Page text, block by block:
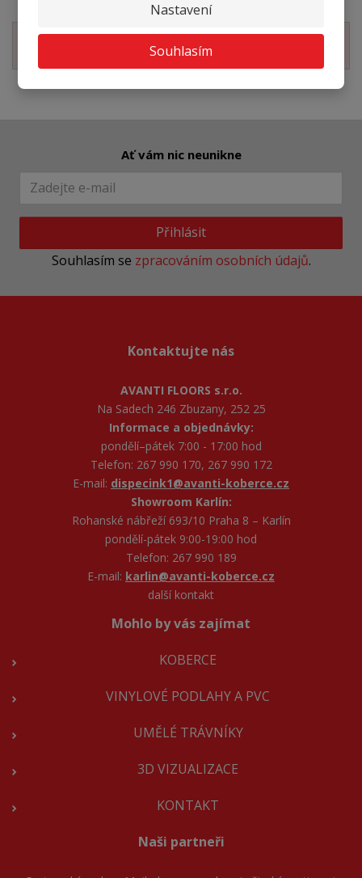
Nastavení
Souhlasím
Zobrazit související produkty
Ať vám nic neunikne
Přihlásit
Souhlasím se zpracováním osobních údajů.
Kontaktujte nás
AVANTI FLOORS s.r.o.
Na Sadech 246 Zbuzany, 252 25
Informace a objednávky:
pondělí–pátek 7:00 - 17:00 hod
Telefon: 267 990 170, 267 990 172
E-mail: dispecink1@avanti-koberce.cz
Showroom Karlín:
Rohanské nábřeží 693/10 Praha 8 – Karlín
pondělí-pátek 9:00-19:00 hod
Telefon: 267 990 189
E-mail: karlin@avanti-koberce.cz
další kontakt
Mohlo by vás zajímat
KOBERCE
VINYLOVÉ PODLAHY A PVC
UMĚLÉ TRÁVNÍKY
3D VIZUALIZACE
KONTAKT
Naši partneři